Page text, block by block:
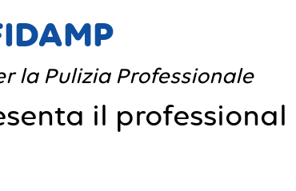
la Pulizia Professionale
il professional